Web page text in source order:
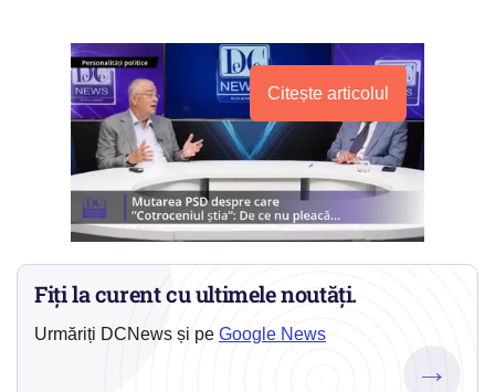
Citește articolul
Fiți la curent cu ultimele noutăți.
Urmăriți DCNews și pe Google News
→